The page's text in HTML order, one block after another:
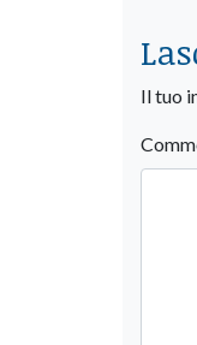
Il tuo